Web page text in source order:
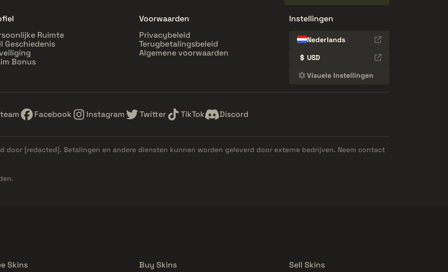
Ruimte
Geschiedenis
Bonus
Voorwaarden
Privacybeleid
Terugbetalingsbeleid
Algemene voorwaarden
Instellingen
Nederlands
$ USD
Visuele Instellingen
Facebook Instagram Twitter TikTok Discord
door [redacted]. Betalingen en andere diensten kunnen worden geleverd door externe bedrijven. Neem contact
Skins Buy Skins Sell Skins